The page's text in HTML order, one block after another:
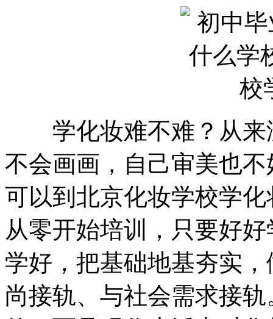
学化妆难不难？从来
不会画画，自己审美也
可以到北京化妆学校学
从零开始培训，只要好
学好，把基础地基夯实
尚接轨、与社会需求接